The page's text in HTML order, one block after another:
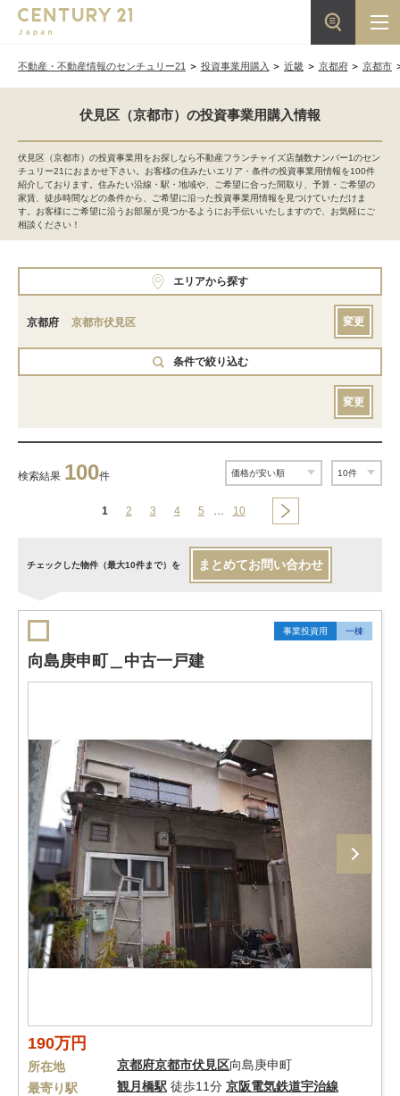
不動産・不動産情報のセンチュリー21 投資事業用購入 近畿 京都府 京都市
伏見区（京都市）の投資事業用購入情報
伏見区（京都市）の投資事業用をお探しなら不動産フランチャイズ店舗数ナンバー1のセン
チュリー21におまかせ下さい。お客様の住みたいエリア・条件の投資事業用情報を100件
紹介しております。住みたい沿線・駅・地域や、ご希望に合った間取り、予算・ご希望の
家賃、徒歩時間などの条件から、ご希望に沿った投資事業用情報を見つけていただけま
す。お客様にご希望に沿うお部屋が見つかるようにお手伝いいたしますので、お気軽にご
相談ください！
エリアから探す
京都府 京都市伏見区 変更
条件で絞り込む
変更
検索結果 100件
1 2 3 4 5 … 10
チェックした物件（最大10件まで）を まとめてお問い合わせ
事業投資用 一棟
向島庚申町＿中古一戸建
190万円
所在地 京都府京都市伏見区向島庚申町
最寄り駅
観月橋駅 徒歩11分 京阪電気鉄道宇治線